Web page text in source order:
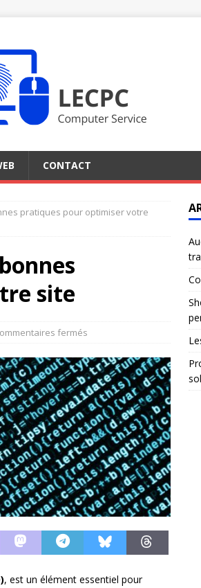
CONTACT
pratiques pour optimiser votre
site
fermés
, est un élément essentiel pour